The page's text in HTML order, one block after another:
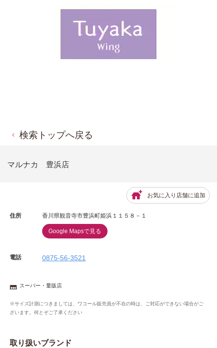
検索トップへ戻る
マルナカ 豊浜店
お気に入り店舗に追加
住所 香川県観音寺市豊浜町姫浜１１５８－１
Google Mapsで見る
電話 0875-56-3521
スーパー・量販店
※サイズ計測につきましては、ワコール販売員が不在の時は、ご対応ができない場合がご
ざいます。何とぞご了承ください
取り扱いブランド